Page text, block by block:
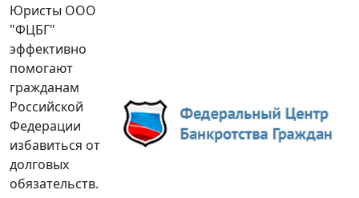
Юристы ООО
"ФЦБГ"
эффективно
помогают
гражданам
Российской
Федерации
избавиться от
долговых
обязательств.